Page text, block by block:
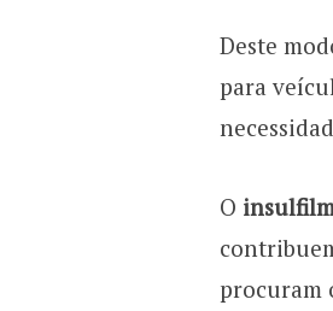
Deste
para
O
procuram